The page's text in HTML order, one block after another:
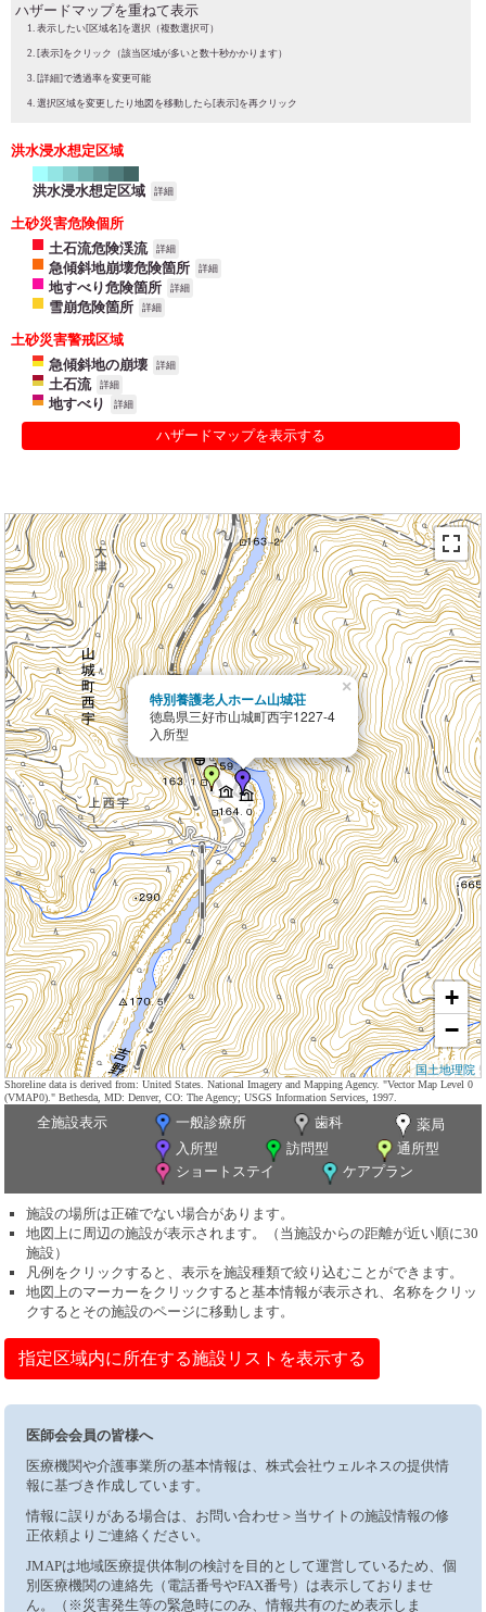
ハザードマップを重ねて表示
表示したい[区域名]を選択（複数選択可）
[表示]をクリック（該当区域が多いと数十秒かかります）
[詳細]で透過率を変更可能
選択区域を変更したり地図を移動したら[表示]を再クリック
洪水浸水想定区域
洪水浸水想定区域 詳細
土砂災害危険個所
土石流危険渓流
詳細
急傾斜地崩壊危険箇所 詳細
地すべり危険箇所 詳細
雪崩危険箇所 詳細
土砂災害警戒区域
急傾斜地の崩壊
詳細
土石流 詳細
地すべり 詳細
ハザードマップを表示する
特別養護老人ホーム山城荘
徳島県三好市山城町西宇1227-4
入所型
×
+
−
国土地理院
Shoreline data is derived from: United States. National Imagery and Mapping Agency. "Vector Map Level 0
(VMAP0)." Bethesda, MD: Denver, CO: The Agency; USGS Information Services, 1997.
全施設表示 一般診療所 歯科
薬局
入所型
訪問型
通所型
ショートステイ
ケアプラン
施設の場所は正確でない場合があります。
地図上に周辺の施設が表示されます。（当施設からの距離が近い順に30
施設）
凡例をクリックすると、表示を施設種類で絞り込むことができます。
地図上のマーカーをクリックすると基本情報が表示され、名称をクリッ
クするとその施設のページに移動します。
指定区域内に所在する施設リストを表示する
医師会会員の皆様へ
医療機関や介護事業所の基本情報は、株式会社ウェルネスの提供情
報に基づき作成しています。
情報に誤りがある場合は、お問い合わせ＞当サイトの施設情報の修
正依頼よりご連絡ください。
JMAPは地域医療提供体制の検討を目的として運営しているため、個
別医療機関の連絡先（電話番号やFAX番号）は表示しておりませ
ん。（※災害発生等の緊急時にのみ、情報共有のため表示しま